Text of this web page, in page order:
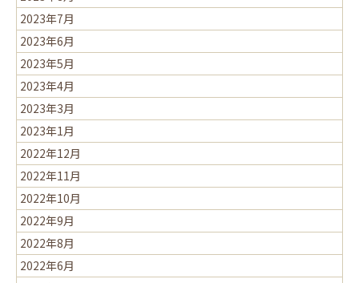
2023年7月
2023年6月
2023年5月
2023年4月
2023年3月
2023年1月
2022年12月
2022年11月
2022年10月
2022年9月
2022年8月
2022年6月